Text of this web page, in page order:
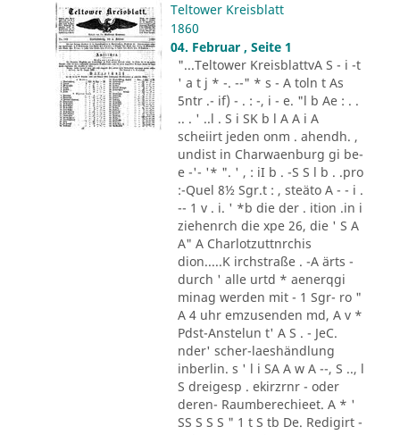
Teltower Kreisblatt
1860
04. Februar , Seite 1
"...Teltower KreisblattvA S - i -t
' a t j * -. --" * s - A toln t As
5ntr .- if) - . : -, i - e. "l b Ae : . .
.. . ' ..l . S i SK b l A A i A
scheiirt jeden onm . ahendh. ,
undist in Charwaenburg gi be-
e -'- '* ". ' , : iI b . -S S l b . .pro
:-Quel 8½ Sgr.t : , steäto A - - i .
-- 1 v . i. ' *b die der . ition .in i
ziehenrch die xpe 26, die ' S A
A" A Charlotzuttnrchis
dion.....K irchstraße . -A ärts -
durch ' alle urtd * aenerqgi
minag werden mit - 1 Sgr- ro "
A 4 uhr emzusenden md, A v *
Pdst-Anstelun t' A S . - JeC.
nder' scher-laeshändlung
inberlin. s ' l i SA A w A --, S .., l
S dreigesp . ekirzrnr - oder
deren- Raumberechieet. A * '
SS S S S " 1 t S tb De. Redigirt -